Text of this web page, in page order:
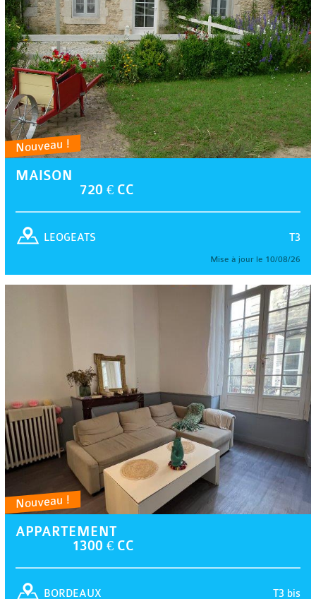
Nouveau !
MAISON
720 € CC
T3
LEOGEATS
Mise à jour le 10/08/26
Nouveau !
APPARTEMENT
1300 € CC
T3 bis
BORDEAUX